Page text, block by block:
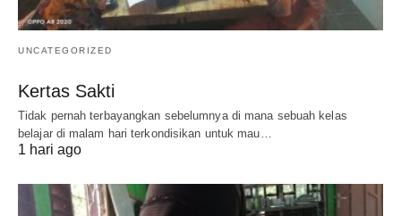
UNCATEGORIZED
Kertas Sakti
Tidak pernah terbayangkan sebelumnya di mana sebuah kelas
belajar di malam hari terkondisikan untuk mau…
1 hari ago